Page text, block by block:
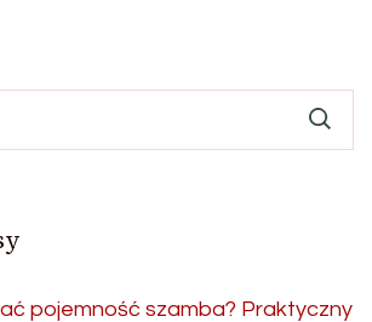
pojemność szamba? Praktyczny